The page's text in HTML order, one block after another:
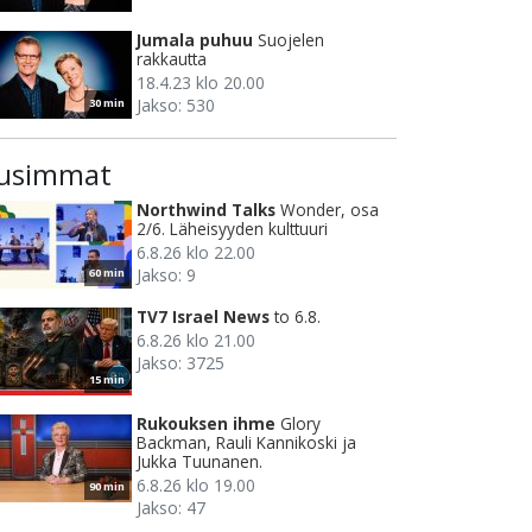
30 min
Jumala puhuu Suojelen
rakkautta
18.4.23 klo 20.00
Jakso: 530
60 min
Northwind Talks Wonder, osa
2/6. Läheisyyden kulttuuri
6.8.26 klo 22.00
Jakso: 9
15 min
TV7 Israel News to 6.8.
6.8.26 klo 21.00
Jakso: 3725
90 min
Rukouksen ihme Glory
Backman, Rauli Kannikoski ja
Jukka Tuunanen.
6.8.26 klo 19.00
Jakso: 47